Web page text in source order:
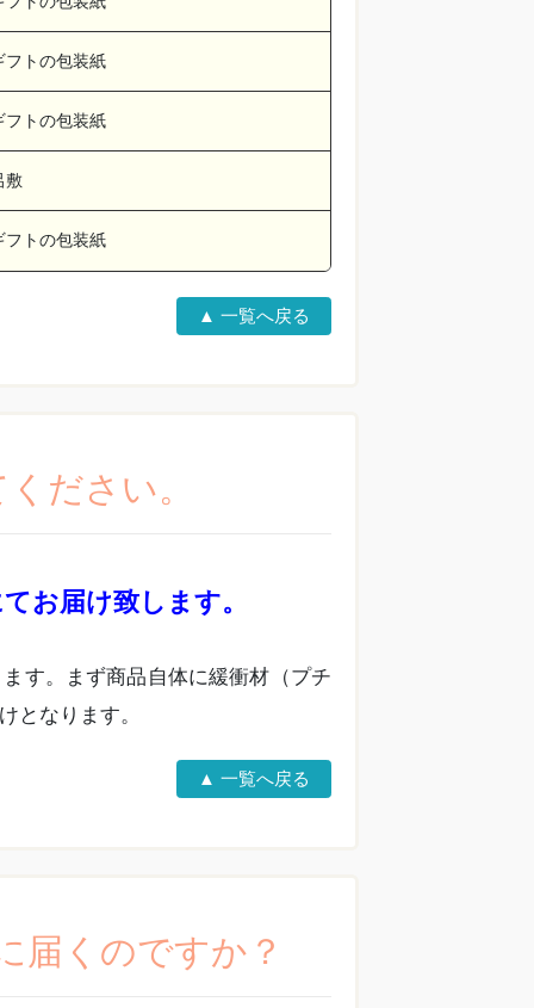
フトの包装紙
フトの包装紙
敷
フトの包装紙
▲ 一覧へ戻る
ださい。
お届け致します。
す。まず商品自体に緩衝材（プチ
となります。
▲ 一覧へ戻る
届くのですか？